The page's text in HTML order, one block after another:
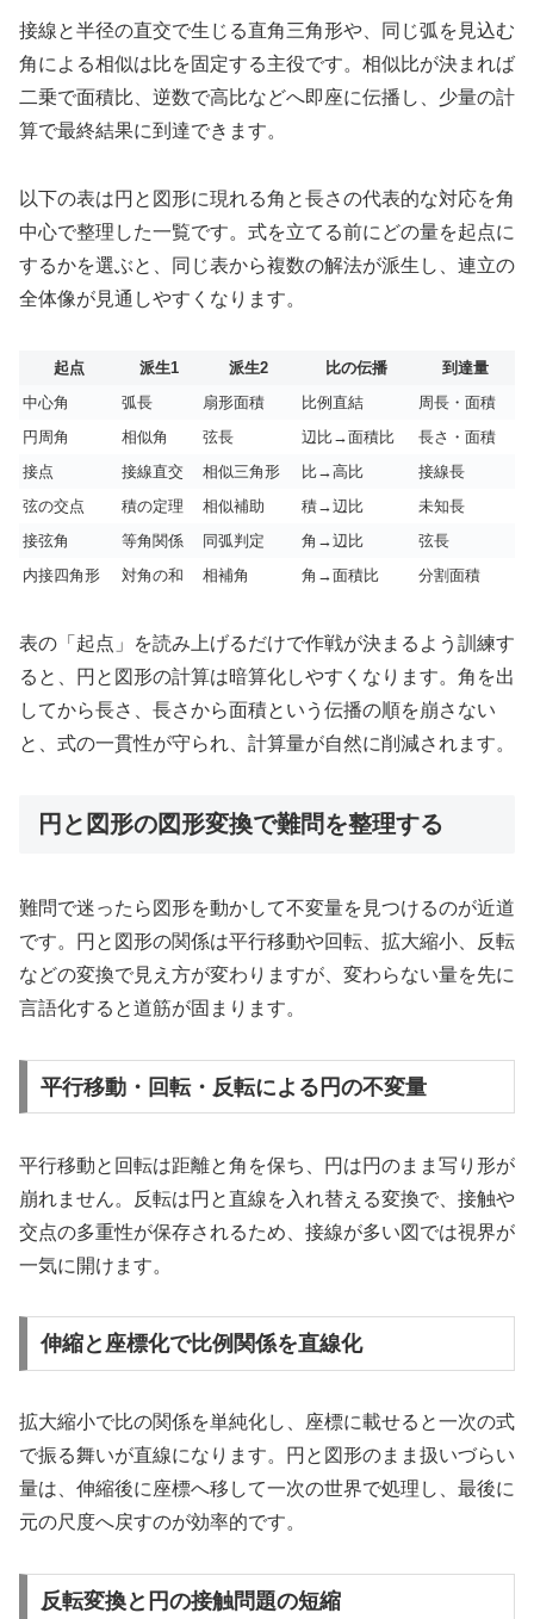
接線と半径の直交で生じる直角三角形や、同じ弧を見込む
角による相似は比を固定する主役です。相似比が決まれば
二乗で面積比、逆数で高比などへ即座に伝播し、少量の計
算で最終結果に到達できます。
以下の表は円と図形に現れる角と長さの代表的な対応を角
中心で整理した一覧です。式を立てる前にどの量を起点に
するかを選ぶと、同じ表から複数の解法が派生し、連立の
全体像が見通しやすくなります。
起点 派生1 派生2 比の伝播
到達量
中心角
弧長 扇形面積 比例直結
周長・面積
円周角
相似角 弦長 辺比→面積比
長さ・面積
接点
接線直交 相似三角形 比→高比
接線長
弦の交点
積の定理 相似補助 積→辺比
未知長
接弦角
等角関係 同弧判定 角→辺比
弦長
内接四角形
対角の和 相補角 角→面積比 分割面積
表の「起点」を読み上げるだけで作戦が決まるよう訓練す
ると、円と図形の計算は暗算化しやすくなります。角を出
してから長さ、長さから面積という伝播の順を崩さない
と、式の一貫性が守られ、計算量が自然に削減されます。
円と図形の図形変換で難問を整理する
難問で迷ったら図形を動かして不変量を見つけるのが近道
です。円と図形の関係は平行移動や回転、拡大縮小、反転
などの変換で見え方が変わりますが、変わらない量を先に
言語化すると道筋が固まります。
平行移動・回転・反転による円の不変量
平行移動と回転は距離と角を保ち、円は円のまま写り形が
崩れません。反転は円と直線を入れ替える変換で、接触や
交点の多重性が保存されるため、接線が多い図では視界が
一気に開けます。
伸縮と座標化で比例関係を直線化
拡大縮小で比の関係を単純化し、座標に載せると一次の式
で振る舞いが直線になります。円と図形のまま扱いづらい
量は、伸縮後に座標へ移して一次の世界で処理し、最後に
元の尺度へ戻すのが効率的です。
反転変換と円の接触問題の短縮